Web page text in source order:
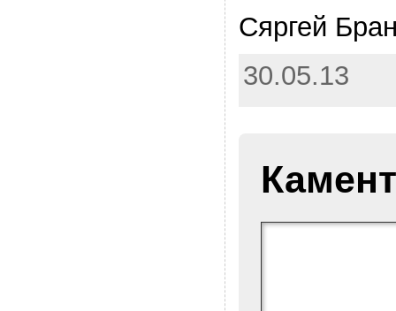
Сяргей
30.05.13